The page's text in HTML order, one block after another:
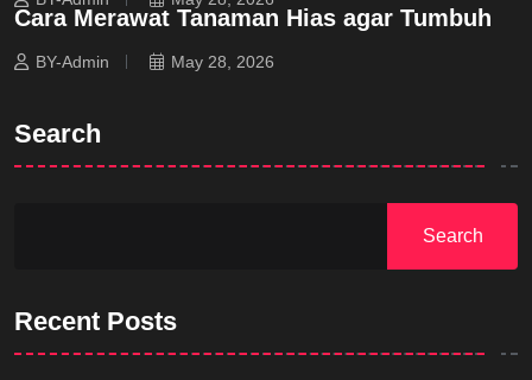
Cara Merawat Tanaman Hias agar Tumbuh
BY-Admin May 28, 2026
Search
Search
Recent Posts